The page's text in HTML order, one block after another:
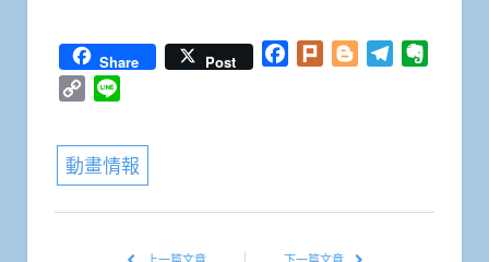
Share Post Facebook
Plurk BloggerTelegram
Copy
動畫情報